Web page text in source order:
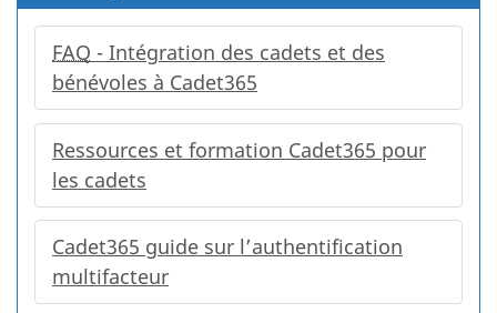
FAQ - Intégration des cadets et des
bénévoles à Cadet365
Ressources et formation Cadet365 pour
les cadets
Cadet365 guide sur l’authentification
multifacteur